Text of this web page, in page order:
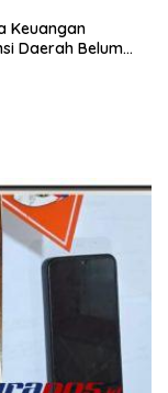
Keuangan
Daerah Belum